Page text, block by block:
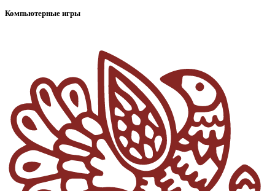
Компьютерные игры